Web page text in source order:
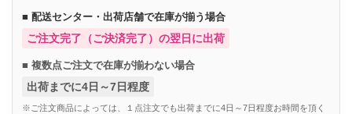
■ 配送センター・出荷店舗で在庫が揃う場合
ご注文完了（ご決済完了）の翌日に出荷
■ 複数点ご注文で在庫が揃わない場合
出荷までに4日～7日程度
※ご注文商品によっては、１点注文でも出荷までに4日～7日程度お時間を頂く